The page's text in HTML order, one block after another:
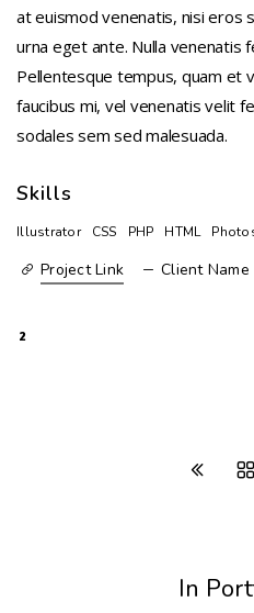
at euismod venenatis, nisi eros
urna eget ante. Nulla venenatis
Pellentesque tempus, quam et
faucibus mi, vel venenatis velit
sodales sem sed malesuada.
Skills
Illustrator CSS PHP HTML
Project Link Client Name
2
In